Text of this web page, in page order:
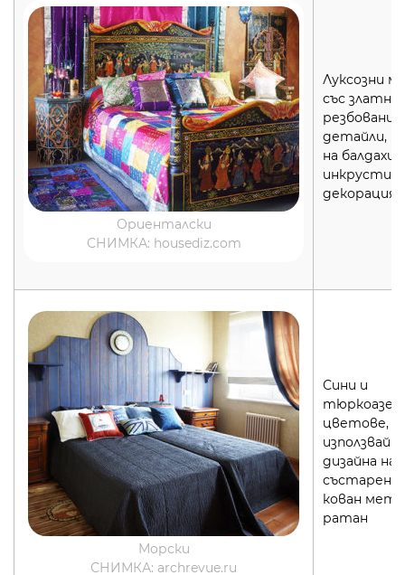
Ориенталски
СНИМКА: housediz.com
Луксозни
със
резбовани
детайли,
на
декорация
Морски
СНИМКА: archrevue.ru
Сини и
цветове,
дизайна на
състарено
кован
ратан